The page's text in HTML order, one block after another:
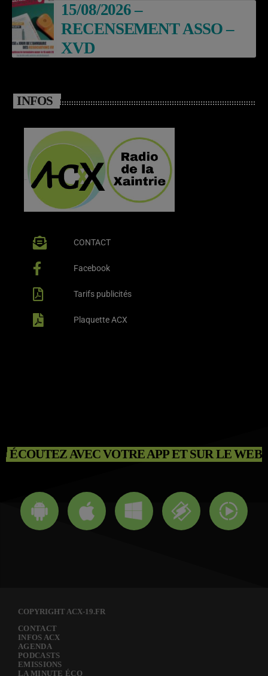
15/08/2026 –
RECENSEMENT ASSO –
XVD
INFOS
CONTACT
Facebook
Tarifs publicités
Plaquette ACX
ÉCOUTEZ AVEC VOTRE APP ET SUR LE WEB
COPYRIGHT ACX-19.FR
CONTACT
INFOS ACX
AGENDA
PODCASTS
EMISSIONS
LA MINUTE ÉCO